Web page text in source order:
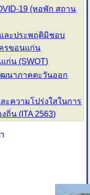
19 (หอพัก สถาน
ละประพฤติมิชอบ
ครขอนแก่น
ก่น (SWOT)
นาภาคตะวันออก
ความโปร่งใสในการ
ถิ่น (ITA 2563)